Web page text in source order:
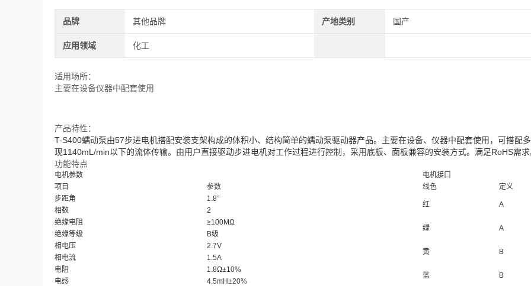
品牌 其他品牌 产地类别 国产
应用领域 化工
适用场所：
主要在设备仪器中配套使用
产品特性：
T-S400蠕动泵由57步进电机搭配安装支架构成的体积小、结构简单的蠕动泵驱动器产品。主要在设备、仪器中配套使用，可搭配
现1140mL/min以下的流体传输。由用户直接驱动步进电机对工作过程进行控制，采用底板、面板兼容的安装方式。满足RoHS需
功能特点
电机参数
电机接口
项目
参数 线色
定义
步距角
1.8°
红 A
相数
2
绝缘电阻
≥100MΩ
绿 A
绝缘等级
B级
相电压
2.7V
黄 B
相电流
1.5A
电阻
1.8Ω±10%
蓝 B
电感 4.5mH±20%